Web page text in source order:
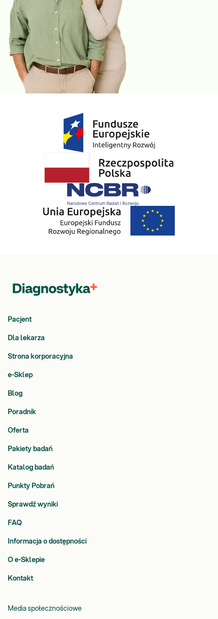
Pacjent
Dla lekarza
Strona korporacyjna
e-Sklep
Blog
Poradnik
Oferta
Pakiety badań
Katalog badań
Punkty Pobrań
Sprawdź wyniki
FAQ
Informacja o dostępności
O e-Sklepie
Kontakt
Media społecznościowe